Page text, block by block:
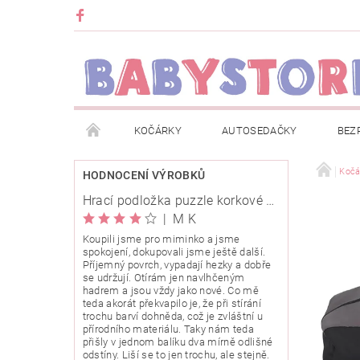
KOČÁRKY AUTOSEDAČKY
METRÁŽ ZNAČKY ROZBALENO NEBO
OBCHODNÍ PODMÍNKY
O NÁS KARIERA KLUB BABYSTORE
HODNOCENÍ VÝROBKŮ
Hrací podložka puzzle korkové 120x120cm
| M K
Koupili jsme pro miminko a jsme
spokojení, dokupovali jsme ještě další.
Příjemný povrch, vypadají hezky a dobře
se udržují. Otírám jen navlhčeným
hadrem a jsou vždy jako nové. Co mě
teda akorát překvapilo je, že při stírání
trochu barví dohněda, což je zvláštní u
přírodního materiálu. Taky nám teda
přišly v jednom balíku dva mírně odlišné
odstíny. Liší se to jen trochu, ale stejně.